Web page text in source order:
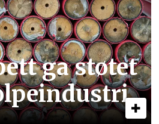
ga støtet